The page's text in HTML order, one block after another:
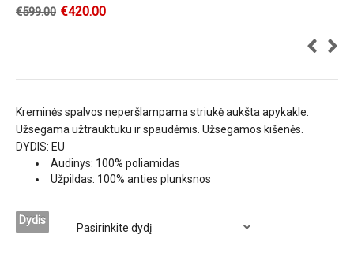
€599.00 €420.00
Kreminės spalvos neperšlampama striukė aukšta apykakle.
Užsegama užtrauktuku ir spaudėmis. Užsegamos kišenės.
DYDIS: EU
Audinys: 100% poliamidas
Užpildas: 100% anties plunksnos
Dydis